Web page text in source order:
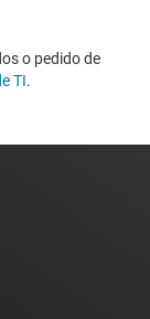
o pedido de
TI. ​​​​​​​​​​​​​​